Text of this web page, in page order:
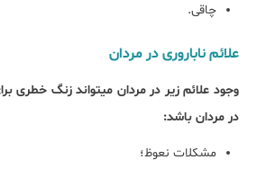
چاقی.
علائم ناباروری در مردان
وجود علائم زیر در مردان می‏تواند زنگ خطری
در مردان باشد:
مشکلات نعوظ؛